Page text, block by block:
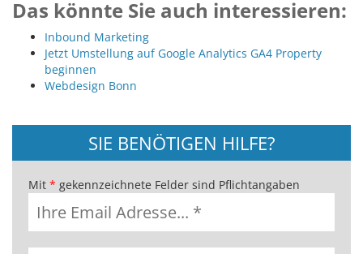
Das könnte Sie auch interessieren:
Inbound Marketing
Jetzt Umstellung auf Google Analytics GA4 Property
beginnen
Webdesign Bonn
SIE BENÖTIGEN HILFE?
Mit * gekennzeichnete Felder sind Pflichtangaben